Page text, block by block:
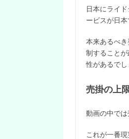
日本にライ
ービスが日本
本来あるべ
制すること
性があるでし
売掛の上
動画の中では
これが一番